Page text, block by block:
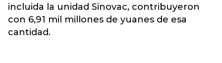
incluida la unidad Sinovac, contribuyeron
con 6,91 mil millones de yuanes de esa
cantidad.